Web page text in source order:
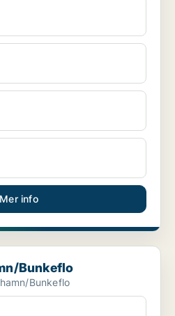
Mer info
Bunkeflo
Bunkeflo